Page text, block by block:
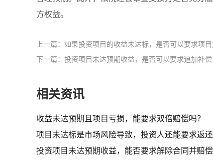
方权益。
上一篇：如果投资项目的收益未达标，是否可以要求项目
下一篇：投资项目未达预期收益，是否可以要求追加补偿
相关资讯
收益未达预期且项目亏损，能要求双倍赔偿吗？​
项目未达标是市场风险导致，投资人还能要求返还
投资项目未达预期收益，能否要求解除合同并赔